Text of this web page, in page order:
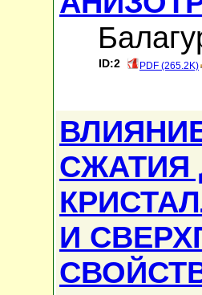
ID:2 PDF (265.2K)
СЖАТИЯ
И